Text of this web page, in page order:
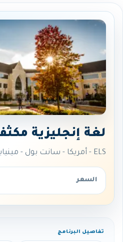
لغة إنجليزية
ELS - أمريكا - سانت بول - مينيابوليس
السعر
تفاصيل البرنامج